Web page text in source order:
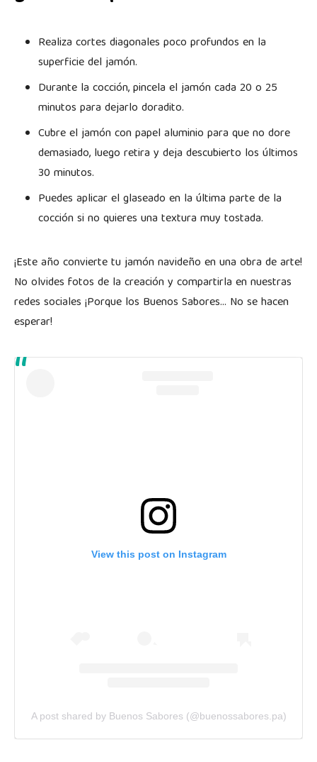
Realiza cortes diagonales poco profundos en la
superficie del jamón.
Durante la cocción, pincela el jamón cada 20 o 25
minutos para dejarlo doradito.
Cubre el jamón con papel aluminio para que no dore
demasiado, luego retira y deja descubierto los últimos
30 minutos.
Puedes aplicar el glaseado en la última parte de la
cocción si no quieres una textura muy tostada.
¡Este año convierte tu jamón navideño en una obra de arte!
No olvides fotos de la creación y compartirla en nuestras
redes sociales ¡Porque los Buenos Sabores… No se hacen
esperar!
View this post on Instagram
A post shared by Buenos Sabores (@buenossabores.pa)